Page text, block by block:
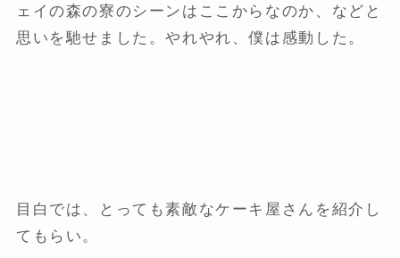
ェイの森の寮のシーンはここからなのか、などと
思いを馳せました。やれやれ、僕は感動した。
目白では、とっても素敵なケーキ屋さんを紹介し
てもらい。